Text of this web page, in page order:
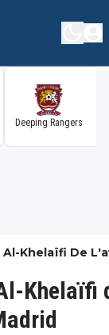
Deeping Rangers
Al-Khelaïfi De
Khelaïfi